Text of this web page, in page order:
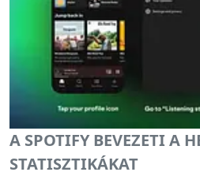
A SPOTIFY BEVEZETI A
STATISZTIKÁKAT